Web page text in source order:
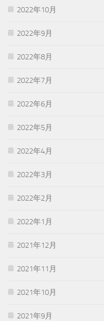
2022年10月
2022年9月
2022年8月
2022年7月
2022年6月
2022年5月
2022年4月
2022年3月
2022年2月
2022年1月
2021年12月
2021年11月
2021年10月
2021年9月